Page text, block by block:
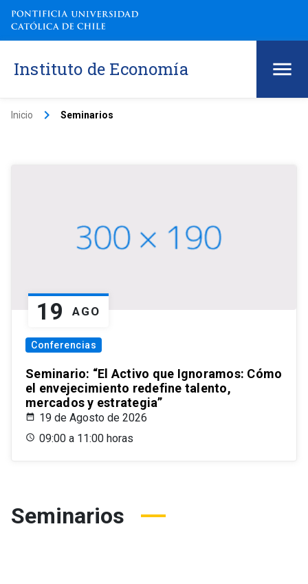
Instituto de Economía
Inicio keyboard_arrow_right Seminarios
19 AGO
Conferencias
Seminario: “El Activo que Ignoramos: Cómo
el envejecimiento redefine talento,
mercados y estrategia”
19 de Agosto de 2026
09:00 a 11:00 horas
Seminarios